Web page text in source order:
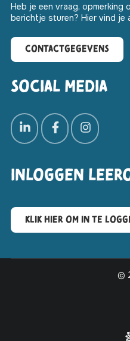
Heb je een vraag, opmerking
berichtje sturen? Hier vind je
Contactgegevens
Social media
Inloggen
Klik hier om in te
©